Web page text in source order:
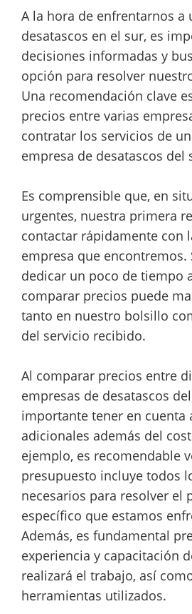
A la hora de enfrentarnos a
desatascos en el sur, es
decisiones informadas y
opción para resolver
Una recomendación clave
precios entre varias
contratar los servicios de
empresa de desatascos del
Es comprensible que, en
urgentes, nuestra primera
contactar rápidamente con
empresa que encontremos.
dedicar un poco de tiempo
comparar precios puede
tanto en nuestro bolsillo
del servicio recibido.
Al comparar precios entre
empresas de desatascos
importante tener en cuenta
adicionales además del
ejemplo, es recomendable
presupuesto incluye todos
necesarios para resolver el
específico que estamos
Además, es fundamental
experiencia y capacitación
realizará el trabajo, así
herramientas utilizados.